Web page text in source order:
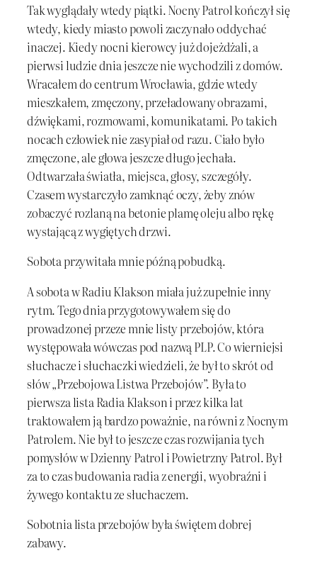
Tak wyglądały wtedy piątki. Nocny Patrol kończył się
wtedy, kiedy miasto powoli zaczynało oddychać
inaczej. Kiedy nocni kierowcy już dojeżdżali, a
pierwsi ludzie dnia jeszcze nie wychodzili z domów.
Wracałem do centrum Wrocławia, gdzie wtedy
mieszkałem, zmęczony, przeładowany obrazami,
dźwiękami, rozmowami, komunikatami. Po takich
nocach człowiek nie zasypiał od razu. Ciało było
zmęczone, ale głowa jeszcze długo jechała.
Odtwarzała światła, miejsca, głosy, szczegóły.
Czasem wystarczyło zamknąć oczy, żeby znów
zobaczyć rozlaną na betonie plamę oleju albo rękę
wystającą z wygiętych drzwi.
Sobota przywitała mnie późną pobudką.
A sobota w Radiu Klakson miała już zupełnie inny
rytm. Tego dnia przygotowywałem się do
prowadzonej przeze mnie listy przebojów, która
występowała wówczas pod nazwą PLP. Co wierniejsi
słuchacze i słuchaczki wiedzieli, że był to skrót od
słów „Przebojowa Listwa Przebojów”. Była to
pierwsza lista Radia Klakson i przez kilka lat
traktowałem ją bardzo poważnie, na równi z Nocnym
Patrolem. Nie był to jeszcze czas rozwijania tych
pomysłów w Dzienny Patrol i Powietrzny Patrol. Był
za to czas budowania radia z energii, wyobraźni i
żywego kontaktu ze słuchaczem.
Sobotnia lista przebojów była świętem dobrej
zabawy.